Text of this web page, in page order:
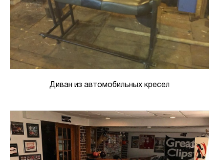
Диван из автомобильных кресел